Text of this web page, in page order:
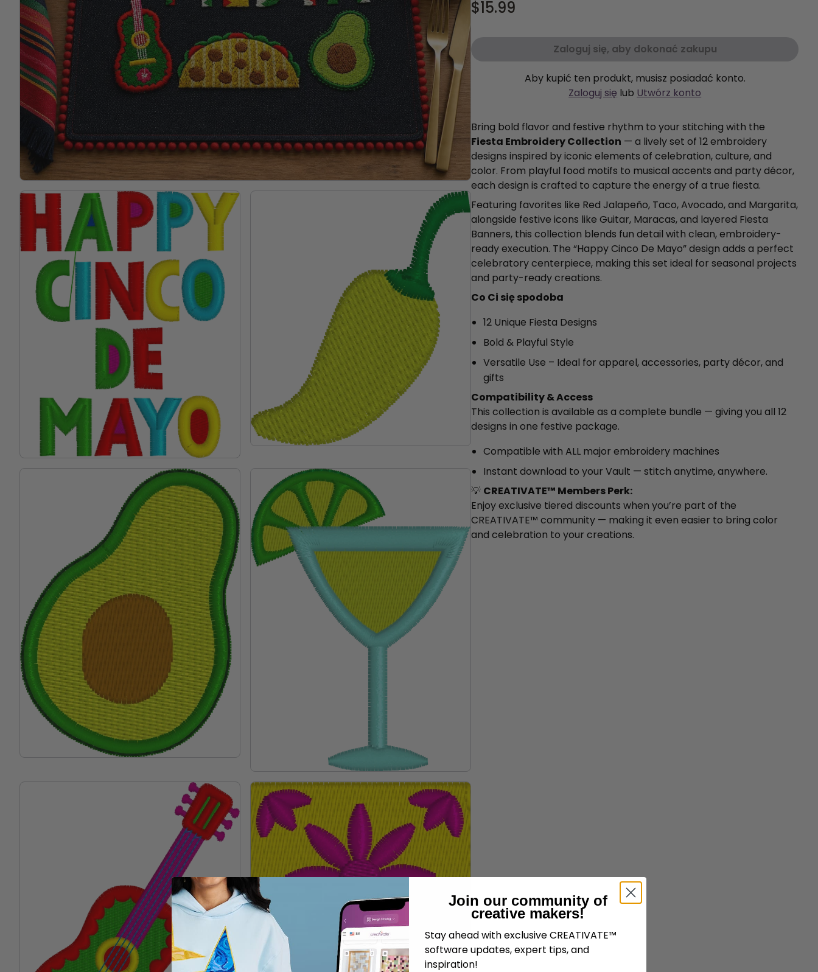
$15.99
Zaloguj się, aby dokonać zakupu
Aby kupić ten produkt, musisz posiadać konto.
Zaloguj się lub Utwórz konto
Bring bold flavor and festive rhythm to your stitching with the
Fiesta Embroidery Collection — a lively set of 12 embroidery
designs inspired by iconic elements of celebration, culture, and
color. From playful food motifs to musical accents and party décor,
each design is crafted to capture the energy of a true fiesta.
Featuring favorites like Red Jalapeño, Taco, Avocado, and Margarita,
alongside festive icons like Guitar, Maracas, and layered Fiesta
Banners, this collection blends fun detail with clean, embroidery-
ready execution. The “Happy Cinco De Mayo” design adds a perfect
celebratory centerpiece, making this set ideal for seasonal projects
and party-ready creations.
Co Ci się spodoba
12 Unique Fiesta Designs
Bold & Playful Style
Versatile Use – Ideal for apparel, accessories, party décor, and
gifts
Compatibility & Access
This collection is available as a complete bundle — giving you all 12
designs in one festive package.
Compatible with ALL major embroidery machines
Instant download to your Vault — stitch anytime, anywhere.
💡 CREATIVATE™ Members Perk:
Enjoy exclusive tiered discounts when you’re part of the
CREATIVATE™ community — making it even easier to bring color
and celebration to your creations.
Join our community of
creative makers!
Stay ahead with exclusive CREATIVATE™
software updates, expert tips, and
inspiration!